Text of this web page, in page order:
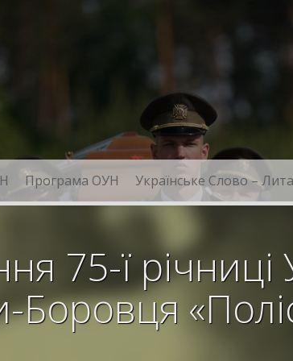
Програма ОУН Українське Слово –
75-ї
Боровця